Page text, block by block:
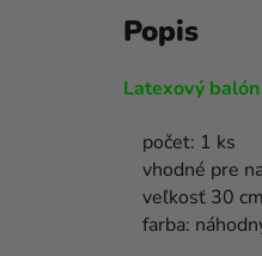
Latexový
počet: 1 ks
vhodné pre
veľkosť 30
farba: